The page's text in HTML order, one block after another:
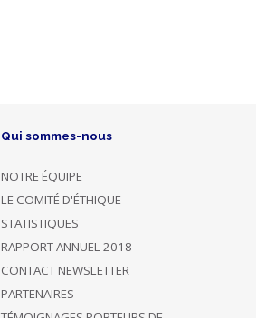
Qui sommes-nous
NOTRE ÉQUIPE
LE COMITÉ D'ÉTHIQUE
STATISTIQUES
RAPPORT ANNUEL 2018
CONTACT NEWSLETTER
PARTENAIRES